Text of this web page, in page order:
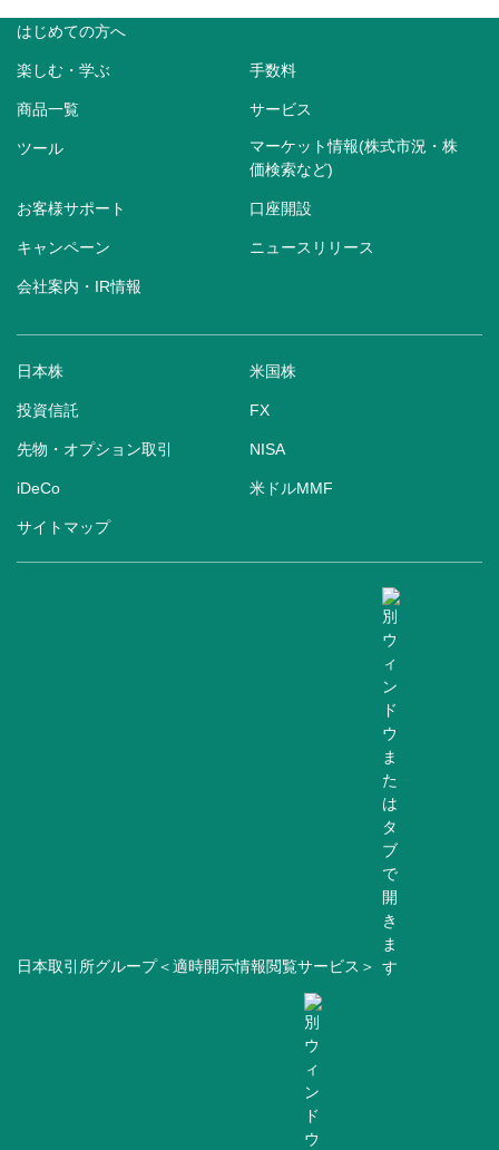
はじめての方へ
楽しむ・学ぶ 手数料
商品一覧 サービス
ツール
マーケット情報(株式市況・株
価検索など)
お客様サポート 口座開設
キャンペーン ニュースリリース
会社案内・IR情報
日本株 米国株
投資信託 FX
先物・オプション取引 NISA
iDeCo 米ドルMMF
サイトマップ
日本取引所グループ＜適時開示情報閲覧サービス＞